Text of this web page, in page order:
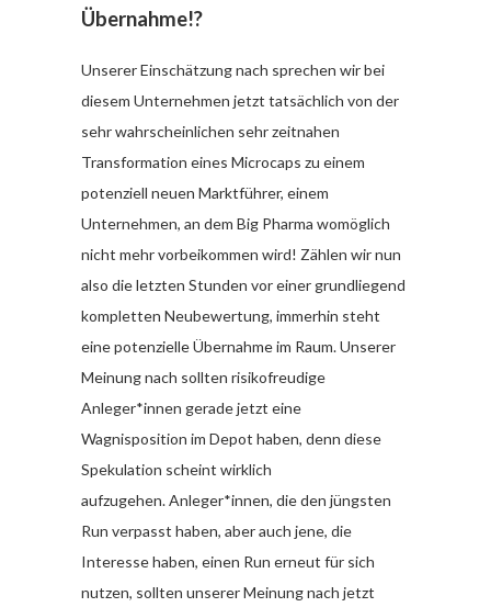
Übernahme!?
Unserer Einschätzung nach sprechen wir bei
diesem Unternehmen jetzt tatsächlich von der
sehr wahrscheinlichen sehr zeitnahen
Transformation eines Microcaps zu einem
potenziell neuen Marktführer, einem
Unternehmen, an dem Big Pharma womöglich
nicht mehr vorbeikommen wird! Zählen wir nun
also die letzten Stunden vor einer grundliegend
kompletten Neubewertung, immerhin steht
eine potenzielle Übernahme im Raum. Unserer
Meinung nach sollten risikofreudige
Anleger*innen gerade jetzt eine
Wagnisposition im Depot haben, denn diese
Spekulation scheint wirklich
aufzugehen. Anleger*innen, die den jüngsten
Run verpasst haben, aber auch jene, die
Interesse haben, einen Run erneut für sich
nutzen, sollten unserer Meinung nach jetzt